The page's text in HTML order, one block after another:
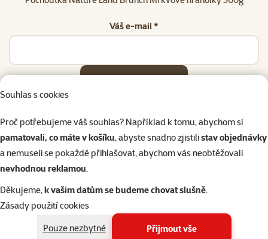
Souhlas s cookies
Proč potřebujeme váš souhlas? Například k tomu, abychom si
pamatovali, co máte v košíku, abyste snadno zjistilistav objednávky
a nemuseli se pokaždé přihlašovat, abychom vás neobtěžovali
nevhodnou reklamou.
Děkujeme,k vašim datům se budeme chovat slušně.
Zásady použití cookies
Pouze nezbytné
Přijmout vše
Váš e-mail *
Napište nám
eshop@superzoo.cz
321 000 180
Online chat
jsme vám blízko